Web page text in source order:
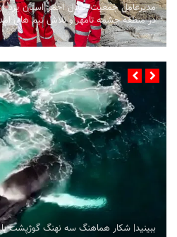
مدیرعامل جمعیت هلال احمر استان یزد
در منطقه چشمه تامهر و تلاش تیم های
...
ببینید| شکار هماهنگ سه نهنگ گوژپشت با